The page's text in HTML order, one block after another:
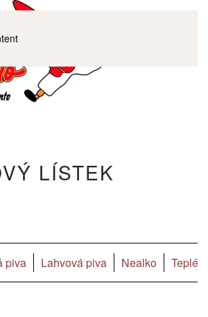
LÍSTEK
piva Lahvová piva Nealko Teplé